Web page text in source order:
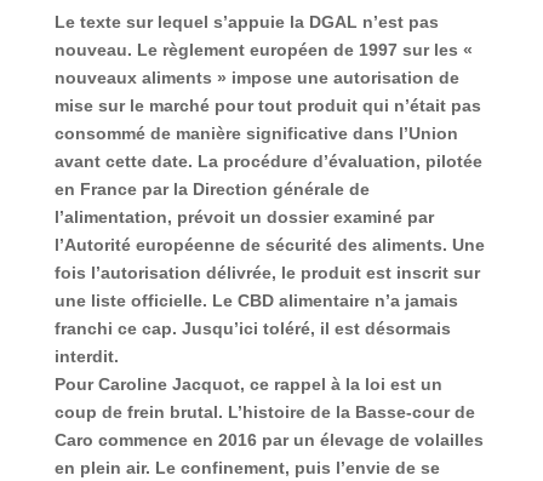
Le texte sur lequel s’appuie la DGAL n’est pas
nouveau. Le règlement européen de 1997 sur les «
nouveaux aliments » impose une autorisation de
mise sur le marché pour tout produit qui n’était pas
consommé de manière significative dans l’Union
avant cette date. La procédure d’évaluation, pilotée
en France par la Direction générale de
l’alimentation, prévoit un dossier examiné par
l’Autorité européenne de sécurité des aliments. Une
fois l’autorisation délivrée, le produit est inscrit sur
une liste officielle. Le CBD alimentaire n’a jamais
franchi ce cap. Jusqu’ici toléré, il est désormais
interdit.
Pour Caroline Jacquot, ce rappel à la loi est un
coup de frein brutal. L’histoire de la Basse-cour de
Caro commence en 2016 par un élevage de volailles
en plein air. Le confinement, puis l’envie de se